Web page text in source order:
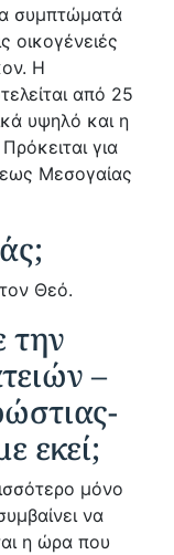
συμπτώματά
οικογένειές
Η
από 25
υψηλό και η
για
Μεσογαίας
Θεό.
την
–
εκεί;
μόνο
να
η ώρα που